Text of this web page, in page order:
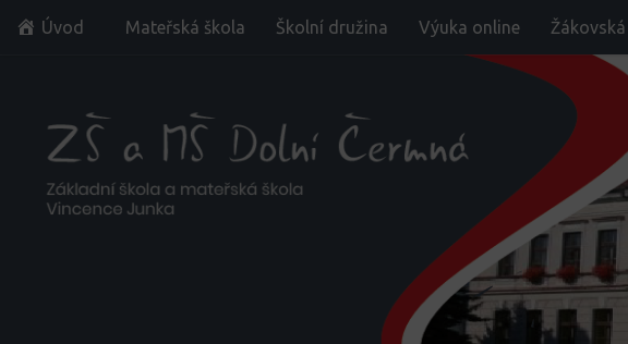
Skip to content
Úvod Mateřská škola Školní družina Výuka online